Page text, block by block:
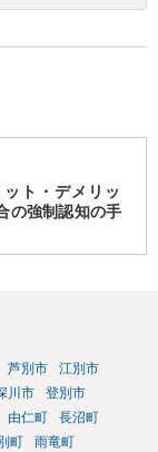
ト・デメリッ
の強制認知の手
芦別市
江別市
川市
登別市
由仁町
長沼町
町
雨竜町